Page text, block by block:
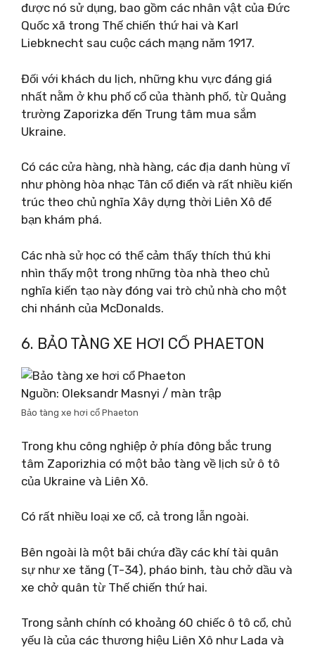
được nó sử dụng, bao gồm các nhân vật của Đức
Quốc xã trong Thế chiến thứ hai và Karl
Liebknecht sau cuộc cách mạng năm 1917.
Đối với khách du lịch, những khu vực đáng giá
nhất nằm ở khu phố cổ của thành phố, từ Quảng
trường Zaporizka đến Trung tâm mua sắm
Ukraine.
Có các cửa hàng, nhà hàng, các địa danh hùng vĩ
như phòng hòa nhạc Tân cổ điển và rất nhiều kiến
​​trúc theo chủ nghĩa Xây dựng thời Liên Xô để
bạn khám phá.
Các nhà sử học có thể cảm thấy thích thú khi
nhìn thấy một trong những tòa nhà theo chủ
nghĩa kiến ​​tạo này đóng vai trò chủ nhà cho một
chi nhánh của McDonalds.
6. BẢO TÀNG XE HƠI CỔ PHAETON
Nguồn: Oleksandr Masnyi / màn trập
Bảo tàng xe hơi cổ Phaeton
Trong khu công nghiệp ở phía đông bắc trung
tâm Zaporizhia có một bảo tàng về lịch sử ô tô
của Ukraine và Liên Xô.
Có rất nhiều loại xe cổ, cả trong lẫn ngoài.
Bên ngoài là một bãi chứa đầy các khí tài quân
sự như xe tăng (T-34), pháo binh, tàu chở dầu và
xe chở quân từ Thế chiến thứ hai.
Trong sảnh chính có khoảng 60 chiếc ô tô cổ, chủ
yếu là của các thương hiệu Liên Xô như Lada và